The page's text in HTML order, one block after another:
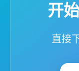
开
直接